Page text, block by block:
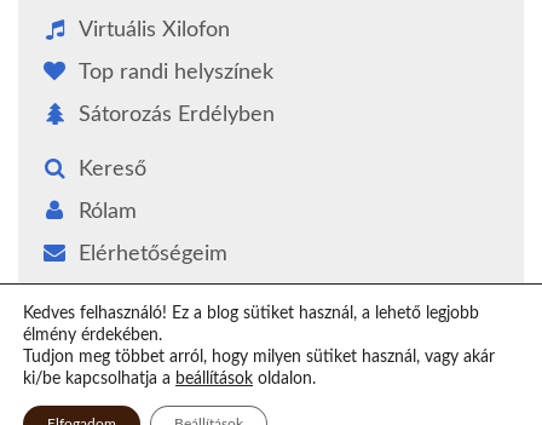
Virtuális Xilofon
Top randi helyszínek
Sátorozás Erdélyben
Kereső
Rólam
Elérhetőségeim
Epilógus
Kedves felhasználó! Ez a blog sütiket használ, a lehető legjobb
élmény érdekében.
Tudjon meg többet arról, hogy milyen sütiket használ, vagy akár
ki/be kapcsolhatja a beállítások oldalon.